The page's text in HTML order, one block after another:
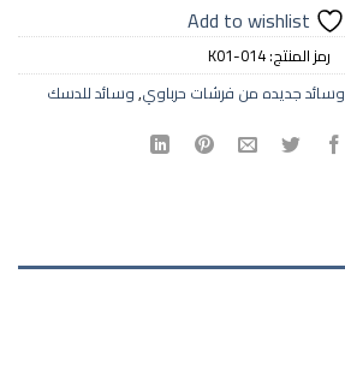
Add to wishlist
رمز المنتج:K01-014
وسائد جديده من فرشات حرباوي,وسائد للدسك